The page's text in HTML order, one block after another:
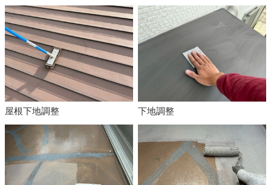
屋根下地調整 下地調整